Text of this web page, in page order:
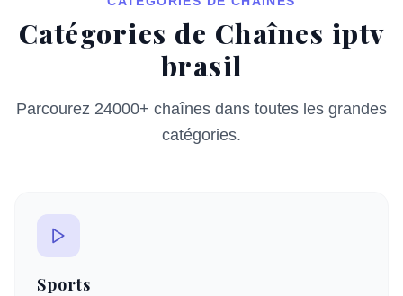
Catégories de Chaînes iptv
brasil
Parcourez 24000+ chaînes dans toutes les grandes
catégories.
Sports